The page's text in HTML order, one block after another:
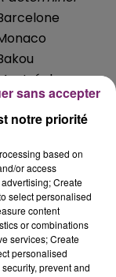
Castellet
notre priorité
based on
or access
Create
select personalised
content
or combinations
services; Create
personalised
prevent and
sans accepter